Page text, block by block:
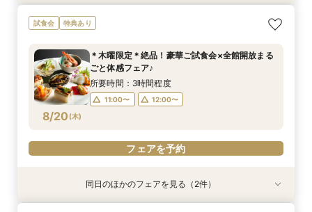
8/16(日)
【2時間30分/試食無】お見積りまでご案内★レ
ギュラー相談会
9:00〜
11:00〜
14:00〜
15:00〜
8/16(日)
【6名からOK♪】少人数婚プラン相談会◆豪華試
食付きフェア！
9:00〜
11:00〜
13:00〜
14:00〜
8/16(日)
〈土日祝限定♪〉☆ガーデンウェディング×感動
挙式体感ツアー☆
9:00〜
11:00〜
14:00〜
15:00〜
8/16(日)
週末限定≪気軽に参加☆≫90分でショート相談
会【特典付き♪】
9:00〜
15:00〜
16:00〜
18:00〜
試食会 特典あり
8/20 (木)
＊木曜限定＊絶品！豪華ご試食会×全館開放まる
ごと体感フェア♪
所要時間：3時間程度
11:00〜 12:00〜
フェアを予約
同日のほかのフェアを見る（2件）